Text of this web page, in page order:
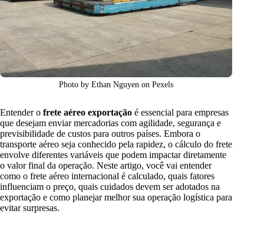
Photo by Ethan Nguyen on Pexels
Entender o frete aéreo exportação é essencial para empresas
que desejam enviar mercadorias com agilidade, segurança e
previsibilidade de custos para outros países. Embora o
transporte aéreo seja conhecido pela rapidez, o cálculo do frete
envolve diferentes variáveis que podem impactar diretamente
o valor final da operação. Neste artigo, você vai entender
como o frete aéreo internacional é calculado, quais fatores
influenciam o preço, quais cuidados devem ser adotados na
exportação e como planejar melhor sua operação logística para
evitar surpresas.